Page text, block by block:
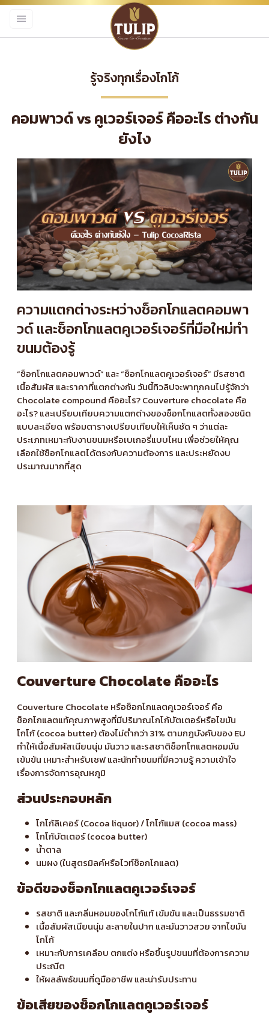
รู้จริงทุกเรื่องโกโก้
คอมพาวด์ vs คูเวอร์เจอร์ คืออะไร ต่างกัน
ยังไง
ความแตกต่างระหว่างช็อกโกแลตคอมพา
วด์ และช็อกโกแลตคูเวอร์เจอร์ที่มือใหม่ทำ
ขนมต้องรู้
“ช็อกโกแลตคอมพาวด์” และ “ช็อกโกแลตคูเวอร์เจอร์” มีรสชาติ
เนื้อสัมผัส และราคาที่แตกต่างกัน วันนี้ทิวลิปจะพาทุกคนไปรู้จักว่า
Chocolate compound คืออะไร? Couverture chocolate คือ
อะไร? และเปรียบเทียบความแตกต่างของช็อกโกแลตทั้งสองชนิด
แบบละเอียด พร้อมตารางเปรียบเทียบให้เห็นชัด ๆ ว่าแต่ละ
ประเภทเหมาะกับงานขนมหรือเบเกอรี่แบบไหน เพื่อช่วยให้คุณ
เลือกใช้ช็อกโกแลตได้ตรงกับความต้องการ และประหยัดงบ
ประมาณมากที่สุด
Couverture Chocolate คืออะไร
Couverture Chocolate หรือช็อกโกแลตคูเวอร์เจอร์ คือ
ช็อกโกแลตแท้คุณภาพสูงที่มีปริมาณโกโก้บัตเตอร์หรือไขมัน
โกโก้ (cocoa butter) ต้องไม่ต่ำกว่า 31% ตามกฎบังคับของ EU
ทำให้เนื้อสัมผัสเนียนนุ่ม มันวาว และรสชาติช็อกโกแลตหอมมัน
เข้มข้น เหมาะสำหรับเชฟ และนักทำขนมที่มีความรู้ ความเข้าใจ
เรื่องการจัดการอุณหภูมิ
ส่วนประกอบหลัก
โกโก้ลิเคอร์ (Cocoa liquor) / โกโก้แมส (cocoa mass)
โกโก้บัตเตอร์ (cocoa butter)
น้ำตาล
นมผง (ในสูตรมิลค์หรือไวท์ช็อกโกแลต)
ข้อดีของช็อกโกแลตคูเวอร์เจอร์
รสชาติ และกลิ่นหอมของโกโก้แท้ เข้มข้น และเป็นธรรมชาติ
เนื้อสัมผัสเนียนนุ่ม ละลายในปาก และมันวาวสวย จากไขมัน
โกโก้
เหมาะกับการเคลือบ ตกแต่ง หรือขึ้นรูปขนมที่ต้องการความ
ประณีต
ให้ผลลัพธ์ขนมที่ดูมืออาชีพ และน่ารับประทาน
ข้อเสียของช็อกโกแลตคูเวอร์เจอร์